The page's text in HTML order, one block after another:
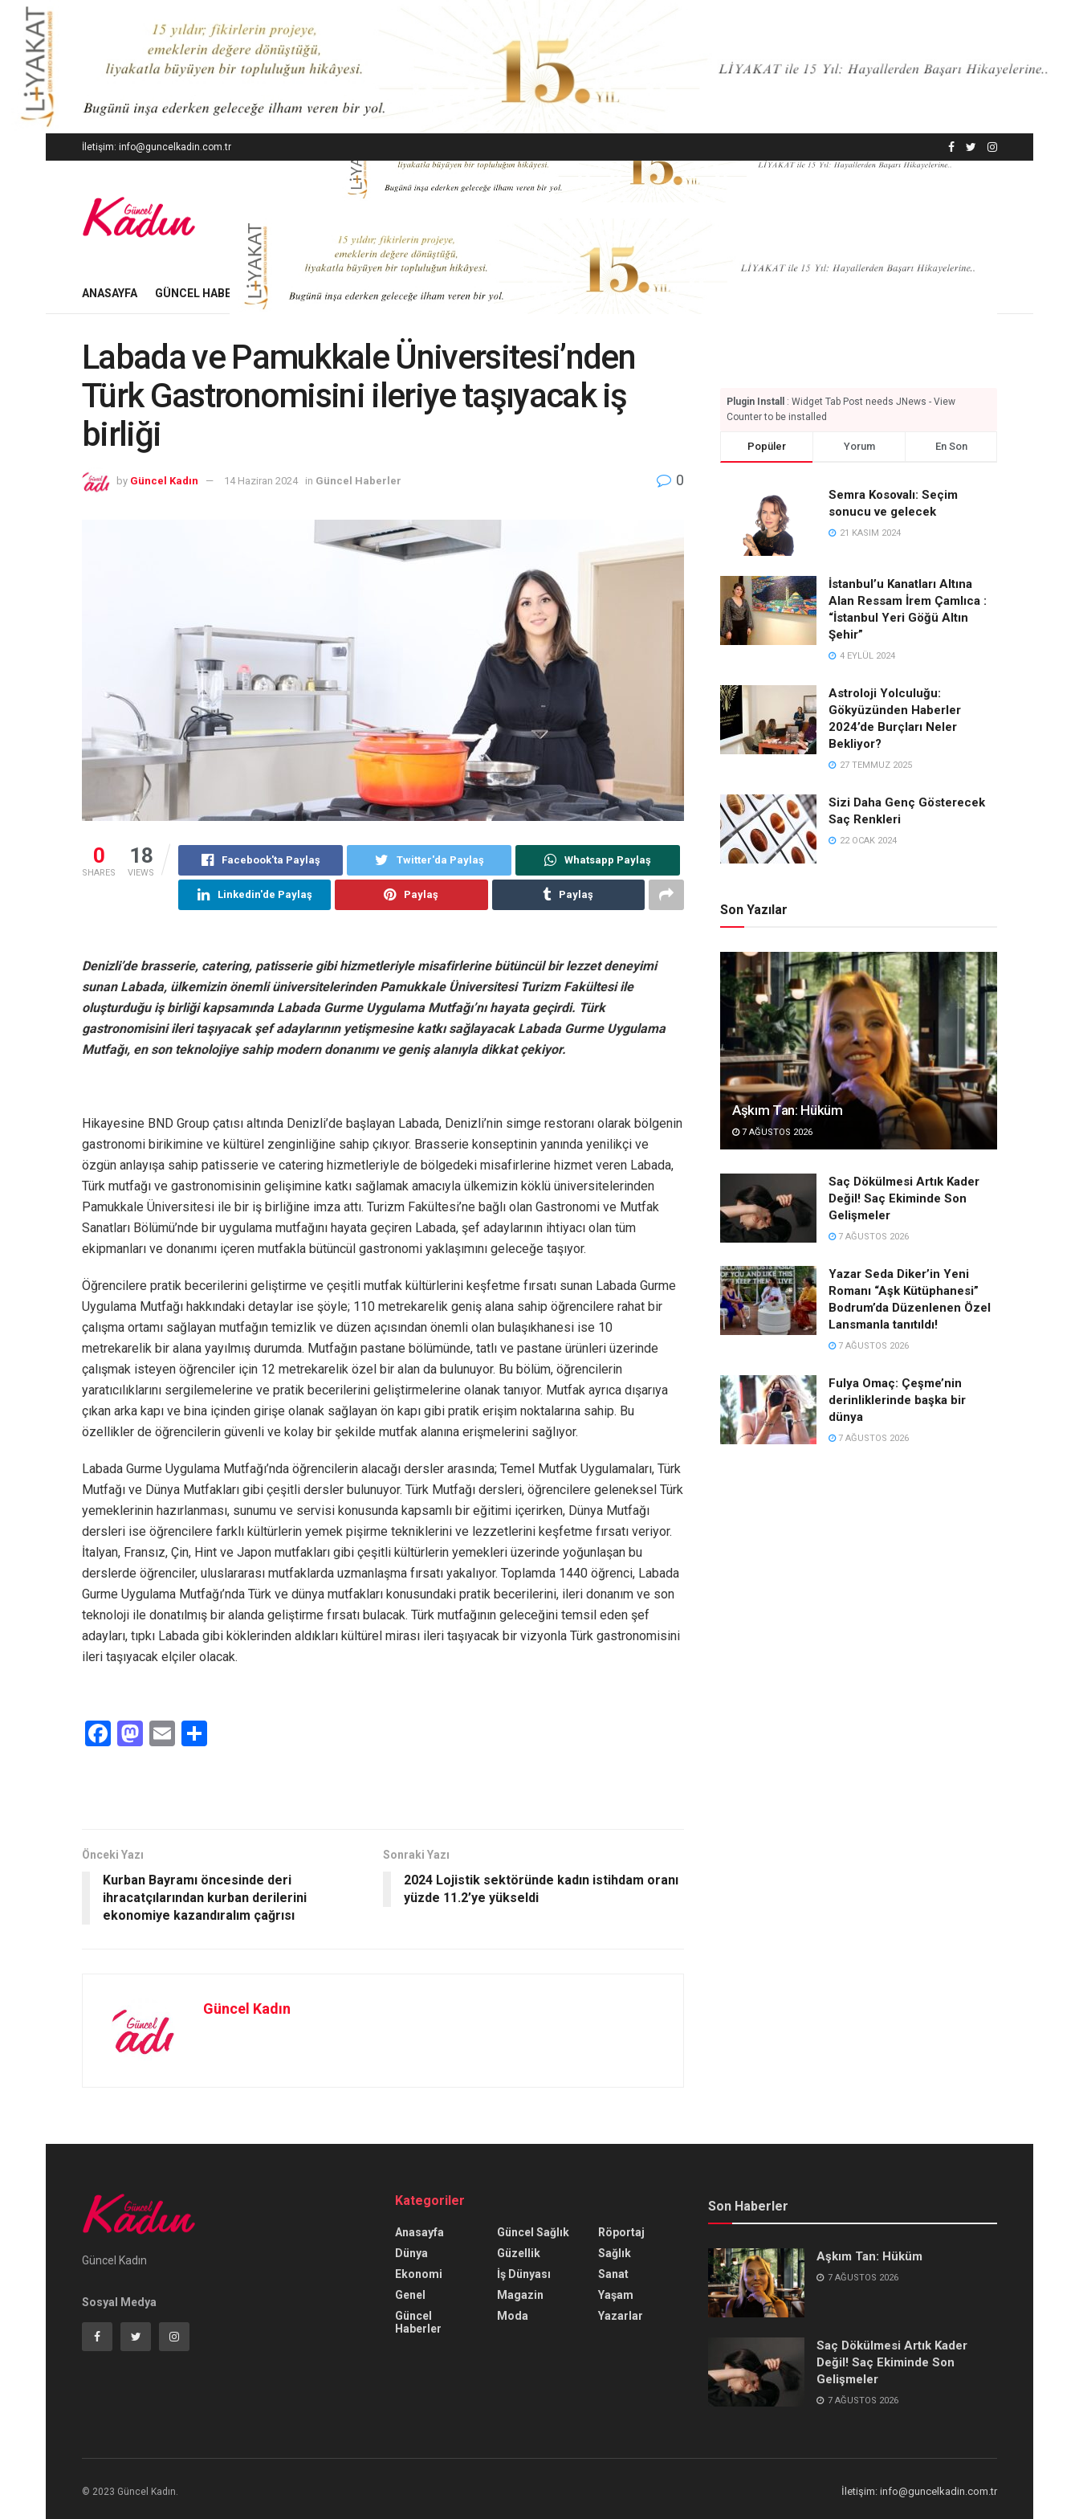
İletişim: info@guncelkadin.com.tr
ANASAYFA GÜNCEL HABERLER İŞ DÜNYASI EKONOMI MODA GÜZELLIK YAŞAM SANAT
Labada ve Pamukkale Üniversitesi’nden
Türk Gastronomisini ileriye taşıyacak iş
birliği
by Güncel Kadın 14 Haziran 2024 in Güncel Haberler 0
0
SHARES
18
VIEWS
Facebook'ta Paylaş Twitter'da Paylaş Whatsapp Paylaş
Linkedin'de Paylaş Paylaş Paylaş
Denizli’de brasserie, catering, patisserie gibi hizmetleriyle misafirlerine bütüncül bir lezzet deneyimi
sunan Labada, ülkemizin önemli üniversitelerinden Pamukkale Üniversitesi Turizm Fakültesi ile
oluşturduğu iş birliği kapsamında Labada Gurme Uygulama Mutfağı’nı hayata geçirdi. Türk
gastronomisini ileri taşıyacak şef adaylarının yetişmesine katkı sağlayacak Labada Gurme Uygulama
Mutfağı, en son teknolojiye sahip modern donanımı ve geniş alanıyla dikkat çekiyor.
Hikayesine BND Group çatısı altında Denizli’de başlayan Labada, Denizli’nin simge restoranı olarak bölgenin
gastronomi birikimine ve kültürel zenginliğine sahip çıkıyor. Brasserie konseptinin yanında yenilikçi ve
özgün anlayışa sahip patisserie ve catering hizmetleriyle de bölgedeki misafirlerine hizmet veren Labada,
Türk mutfağı ve gastronomisinin gelişimine katkı sağlamak amacıyla ülkemizin köklü üniversitelerinden
Pamukkale Üniversitesi ile bir iş birliğine imza attı. Turizm Fakültesi’ne bağlı olan Gastronomi ve Mutfak
Sanatları Bölümü’nde bir uygulama mutfağını hayata geçiren Labada, şef adaylarının ihtiyacı olan tüm
ekipmanları ve donanımı içeren mutfakla bütüncül gastronomi yaklaşımını geleceğe taşıyor.
Öğrencilere pratik becerilerini geliştirme ve çeşitli mutfak kültürlerini keşfetme fırsatı sunan Labada Gurme
Uygulama Mutfağı hakkındaki detaylar ise şöyle; 110 metrekarelik geniş alana sahip öğrencilere rahat bir
çalışma ortamı sağlayan mutfağın temizlik ve düzen açısından önemli olan bulaşıkhanesi ise 10
metrekarelik bir alana yayılmış durumda. Mutfağın pastane bölümünde, tatlı ve pastane ürünleri üzerinde
çalışmak isteyen öğrenciler için 12 metrekarelik özel bir alan da bulunuyor. Bu bölüm, öğrencilerin
yaratıcılıklarını sergilemelerine ve pratik becerilerini geliştirmelerine olanak tanıyor. Mutfak ayrıca dışarıya
çıkan arka kapı ve bina içinden girişe olanak sağlayan ön kapı gibi pratik erişim noktalarına sahip. Bu
özellikler de öğrencilerin güvenli ve kolay bir şekilde mutfak alanına erişmelerini sağlıyor.
Labada Gurme Uygulama Mutfağı’nda öğrencilerin alacağı dersler arasında; Temel Mutfak Uygulamaları, Türk
Mutfağı ve Dünya Mutfakları gibi çeşitli dersler bulunuyor. Türk Mutfağı dersleri, öğrencilere geleneksel Türk
yemeklerinin hazırlanması, sunumu ve servisi konusunda kapsamlı bir eğitimi içerirken, Dünya Mutfağı
dersleri ise öğrencilere farklı kültürlerin yemek pişirme tekniklerini ve lezzetlerini keşfetme fırsatı veriyor.
İtalyan, Fransız, Çin, Hint ve Japon mutfakları gibi çeşitli kültürlerin yemekleri üzerinde yoğunlaşan bu
derslerde öğrenciler, uluslararası mutfaklarda uzmanlaşma fırsatı yakalıyor. Toplamda 1440 öğrenci, Labada
Gurme Uygulama Mutfağı’nda Türk ve dünya mutfakları konusundaki pratik becerilerini, ileri donanım ve son
teknoloji ile donatılmış bir alanda geliştirme fırsatı bulacak. Türk mutfağının geleceğini temsil eden şef
adayları, tıpkı Labada gibi köklerinden aldıkları kültürel mirası ileri taşıyacak bir vizyonla Türk gastronomisini
ileri taşıyacak elçiler olacak.
F
o
k
M
n
E
Önceki Yazı
Kurban Bayramı öncesinde deri
ihracatçılarından kurban derilerini
ekonomiye kazandıralım çağrısı
Sonraki Yazı
2024 Lojistik sektöründe kadın istihdam oranı
yüzde 11.2’ye yükseldi
Güncel Kadın
Plugin Install
: Widget Tab Post needs JNews - View
Counter to be installed
Popüler Yorum En Son
Semra Kosovalı: Seçim
sonucu ve gelecek
21 KASIM 2024
İstanbul’u Kanatları Altına
Alan Ressam İrem Çamlıca :
“İstanbul Yeri Göğü Altın
Şehir”
4 EYLÜL 2024
Astroloji Yolculuğu:
Gökyüzünden Haberler
2024’de Burçları Neler
Bekliyor?
27 TEMMUZ 2025
Sizi Daha Genç Gösterecek
Saç Renkleri
22 OCAK 2024
Son Yazılar
Aşkım Tan: Hüküm
7 AĞUSTOS 2026
Saç Dökülmesi Artık Kader
Değil! Saç Ekiminde Son
Gelişmeler
7 AĞUSTOS 2026
Yazar Seda Diker’in Yeni
Romanı “Aşk Kütüphanesi”
Bodrum’da Düzenlenen Özel
Lansmanla tanıtıldı!
7 AĞUSTOS 2026
Fulya Omaç: Çeşme’nin
derinliklerinde başka bir
dünya
7 AĞUSTOS 2026
Güncel Kadın
Sosyal Medya
Kategoriler
Anasayfa
Dünya
Ekonomi
Genel
Güncel
Haberler
Güncel Sağlık
Güzellik
İş Dünyası
Magazin
Moda
Röportaj
Sağlık
Sanat
Yaşam
Yazarlar
Son Haberler
Aşkım Tan: Hüküm
7 AĞUSTOS 2026
Saç Dökülmesi Artık Kader
Değil! Saç Ekiminde Son
Gelişmeler
7 AĞUSTOS 2026
İletişim: info@guncelkadin.com.tr
© 2023 Güncel Kadın.